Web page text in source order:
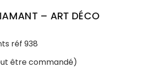
– ART DÉCO
réf 938
être commandé)